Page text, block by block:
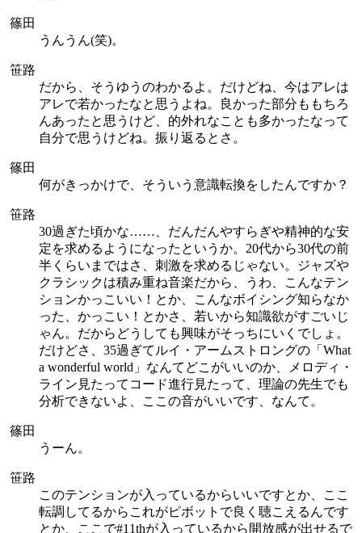
篠田
うんうん(笑)。
笹路
だから、そうゆうのわかるよ。だけどね、今はアレは
アレで若かったなと思うよね。良かった部分ももちろ
んあったと思うけど、的外れなことも多かったなって
自分で思うけどね。振り返るとさ。
篠田
何がきっかけで、そういう意識転換をしたんですか？
笹路
30過ぎた頃かな……、だんだんやすらぎや精神的な安
定を求めるようになったというか。20代から30代の前
半くらいまではさ、刺激を求めるじゃない。ジャズや
クラシックは積み重ね音楽だから、うわ、こんなテン
ションかっこいい！とか、こんなボイシング知らなか
った、かっこい！とかさ、若いから知識欲がすごいじ
ゃん。だからどうしても興味がそっちにいくでしょ。
だけどさ、35過ぎてルイ・アームストロングの「What
a wonderful world」なんてどこがいいのか、メロディ・
ライン見たってコード進行見たって、理論の先生でも
分析できないよ、ここの音がいいです、なんて。
篠田
うーん。
笹路
このテンションが入っているからいいですとか、ここ
転調してるからこれがピボットで良く聴こえるんです
とか、ここで#11thが入っているから開放感が出せるで